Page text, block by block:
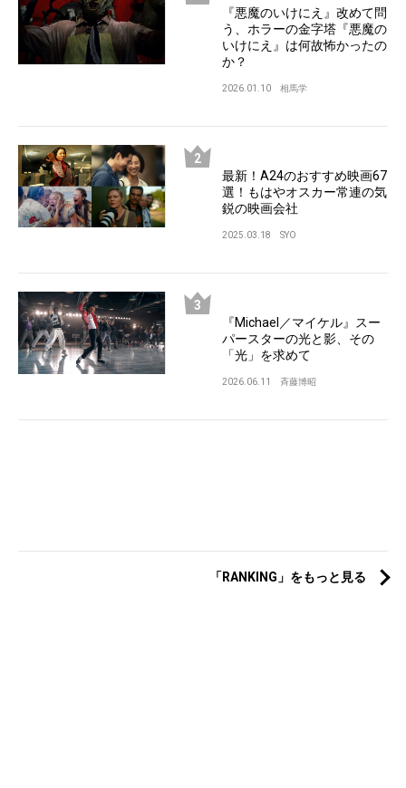
『悪魔のいけにえ』改めて問
う、ホラーの金字塔『悪魔の
いけにえ』は何故怖かったの
か？
2026.01.10 相馬学
最新！A24のおすすめ映画67
選！もはやオスカー常連の気
鋭の映画会社
2025.03.18 SYO
『Michael／マイケル』スー
パースターの光と影、その
「光」を求めて
2026.06.11 斉藤博昭
「RANKING」をもっと見る